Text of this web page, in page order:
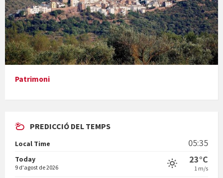
Presentació del llibre &quot;La mare&quot;, d'Emma Zafon
En Bum
Patrimoni
PREDICCIÓ DEL TEMPS
Local Time 05:35
Today
9 d'agost de 2026
23°C
1 m/s